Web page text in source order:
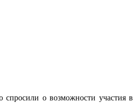
спросили о возможности участия в